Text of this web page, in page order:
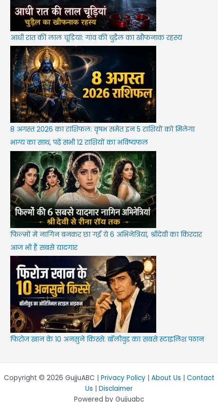
आधी रात की लाल चूड़ियां: गांव की चुड़ैल का खौफनाक रहस्य
8 अगस्त 2026 का राशिफल: वृषभ समेत इन 5 राशियों को मिलेगा
भाग्य का साथ, पढ़ें सभी 12 राशियों का भविष्यफल
फिल्मों में नागिन बनकर छा गईं ये 6 अभिनेत्रियां, श्रीदेवी का किरदार
आज भी है सबसे यादगार
फिरोज खान के 10 अनसुने किस्से: बॉलीवुड का सबसे स्टाइलिश पठान
Copyright © 2026 GujjuABC | Privacy Policy| About Us | Contact
Us | Disclaimer
Powered by Gujjuabc